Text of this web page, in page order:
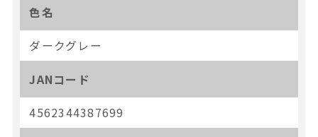
色名
ダークグレー
JANコード
4562344387699